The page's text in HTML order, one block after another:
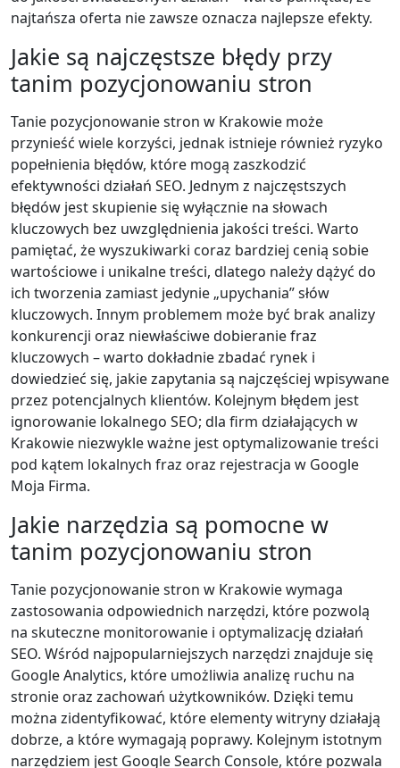
najtańsza oferta nie zawsze oznacza najlepsze efekty.
Jakie są najczęstsze błędy przy
tanim pozycjonowaniu stron
Tanie pozycjonowanie stron w Krakowie może
przynieść wiele korzyści, jednak istnieje również ryzyko
popełnienia błędów, które mogą zaszkodzić
efektywności działań SEO. Jednym z najczęstszych
błędów jest skupienie się wyłącznie na słowach
kluczowych bez uwzględnienia jakości treści. Warto
pamiętać, że wyszukiwarki coraz bardziej cenią sobie
wartościowe i unikalne treści, dlatego należy dążyć do
ich tworzenia zamiast jedynie „upychania” słów
kluczowych. Innym problemem może być brak analizy
konkurencji oraz niewłaściwe dobieranie fraz
kluczowych – warto dokładnie zbadać rynek i
dowiedzieć się, jakie zapytania są najczęściej wpisywane
przez potencjalnych klientów. Kolejnym błędem jest
ignorowanie lokalnego SEO; dla firm działających w
Krakowie niezwykle ważne jest optymalizowanie treści
pod kątem lokalnych fraz oraz rejestracja w Google
Moja Firma.
Jakie narzędzia są pomocne w
tanim pozycjonowaniu stron
Tanie pozycjonowanie stron w Krakowie wymaga
zastosowania odpowiednich narzędzi, które pozwolą
na skuteczne monitorowanie i optymalizację działań
SEO. Wśród najpopularniejszych narzędzi znajduje się
Google Analytics, które umożliwia analizę ruchu na
stronie oraz zachowań użytkowników. Dzięki temu
można zidentyfikować, które elementy witryny działają
dobrze, a które wymagają poprawy. Kolejnym istotnym
narzędziem jest Google Search Console, które pozwala